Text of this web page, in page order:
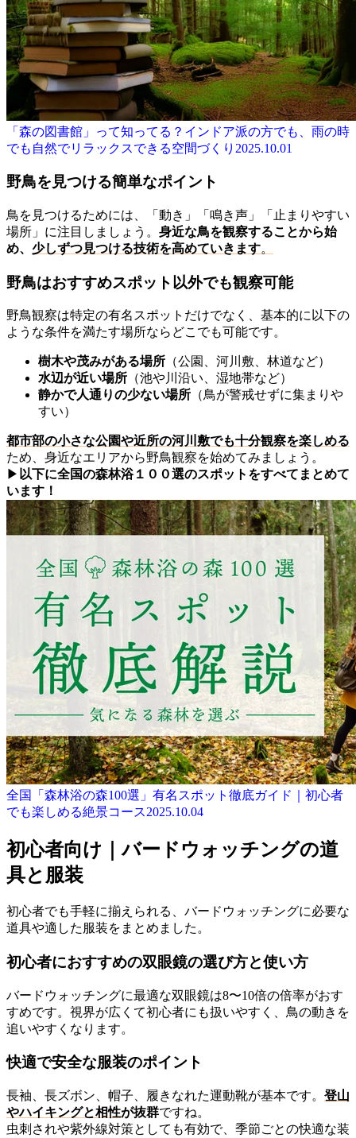
「森の図書館」って知ってる？インドア派の方でも、雨の時
でも自然でリラックスできる空間づくり 2025.10.01
野鳥を見つける簡単なポイント
鳥を見つけるためには、「動き」「鳴き声」「止まりやすい
場所」に注目しましょう。 身近な鳥を観察することから始
め、 少しずつ見つける技術を高めていきます。
野鳥はおすすめスポット以外でも観察可能
野鳥観察は特定の有名スポットだけでなく、基本的に以下の
ような条件を満たす場所ならどこでも可能です。
樹木や茂みがある場所 （公園、河川敷、林道など）
水辺が近い場所 （池や川沿い、湿地帯など）
静かで人通りの少ない場所 （鳥が警戒せずに集まりや
すい）
都市部の小さな公園や近所の河川敷でも十分観察を楽しめる
ため、身近なエリアから野鳥観察を始めてみましょう。
▶ 以下に全国の森林浴１００選のスポットをすべてまとめて
います！
全国「森林浴の森100選」有名スポット徹底ガイド｜初心者
でも楽しめる絶景コース2025.10.04
初心者向け｜バードウォッチングの道
具と服装
初心者でも手軽に揃えられる、バードウォッチングに必要な
道具や適した服装をまとめました。
初心者におすすめの双眼鏡の選び方と使い方
バードウォッチングに最適な双眼鏡は8〜10倍の倍率がおす
すめです。視界が広くて初心者にも扱いやすく、鳥の動きを
追いやすくなります。
快適で安全な服装のポイント
長袖、長ズボン、帽子、履きなれた運動靴が基本です。 登山
やハイキングと相性が抜群ですね。
虫刺されや紫外線対策としても有効で、季節ごとの快適な装